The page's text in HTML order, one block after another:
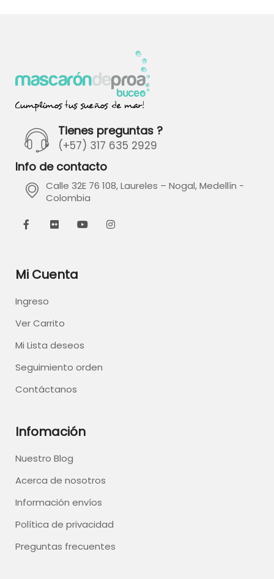
Tienes preguntas ?
(+57) 317 635 2929
Info de contacto
Calle 32E 76 108, Laureles – Nogal, Medellín -
Colombia
Mi Cuenta
Ingreso
Ver Carrito
Mi Lista deseos
Seguimiento orden
Contáctanos
Infomación
Nuestro Blog
Acerca de nosotros
Información envíos
Política de privacidad
Preguntas frecuentes